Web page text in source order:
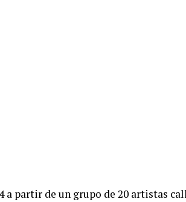
a partir de un grupo de 20 artistas